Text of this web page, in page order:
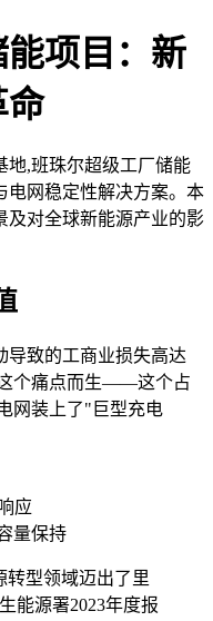
项目：新
命
地,班珠尔超级工厂储能
电网稳定性解决方案。本
及对全球新能源产业的影
导致的工商业损失高达
个痛点而生——这个占
网装上了"巨型充电
应
量保持
转型领域迈出了里
能源署2023年度报